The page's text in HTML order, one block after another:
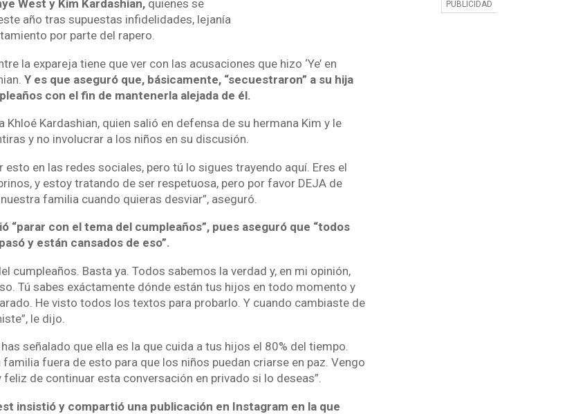
West y Kim Kardashian,quienes se
año tras supuestas infidelidades, lejanía
por parte del rapero.
la expareja tiene que ver con las acusaciones que hizo ‘Ye’ en
Y es que aseguró que, básicamente, “secuestraron” a su hija
con el fin de mantenerla alejada de él.
Kardashian, quien salió en defensa de su hermana Kim y le
y no involucrar a los niños en su discusión.
esto en las redes sociales, pero tú lo sigues trayendo aquí. Eres el
y estoy tratando de ser respetuosa, pero por favor DEJA de
familia cuando quieras desviar”, aseguró.
“parar con el tema del cumpleaños”, pues aseguró que “todos
y están cansados de eso”.
cumpleaños. Basta ya. Todos sabemos la verdad y, en mi opinión,
Tú sabes exáctamente dónde están tus hijos en todo momento y
He visto todos los textos para probarlo. Y cuando cambiaste de
le dijo.
señalado que ella es la que cuida a tus hijos el 80% del tiempo.
familia fuera de esto para que los niños puedan criarse en paz. Vengo
de continuar esta conversación en privado si lo deseas”.
insistió y compartió una publicación en Instagram en la que